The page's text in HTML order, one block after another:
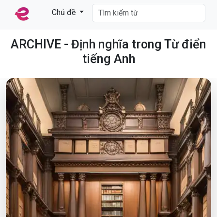
Chủ đề
ARCHIVE - Định nghĩa trong Từ điển
tiếng Anh